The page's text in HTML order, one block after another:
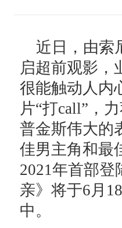
近日，由索
启超前观影，
很能触动人内
片“打call”，
普金斯伟大的
佳男主角和最
2021年首部
亲》将于6月
中。